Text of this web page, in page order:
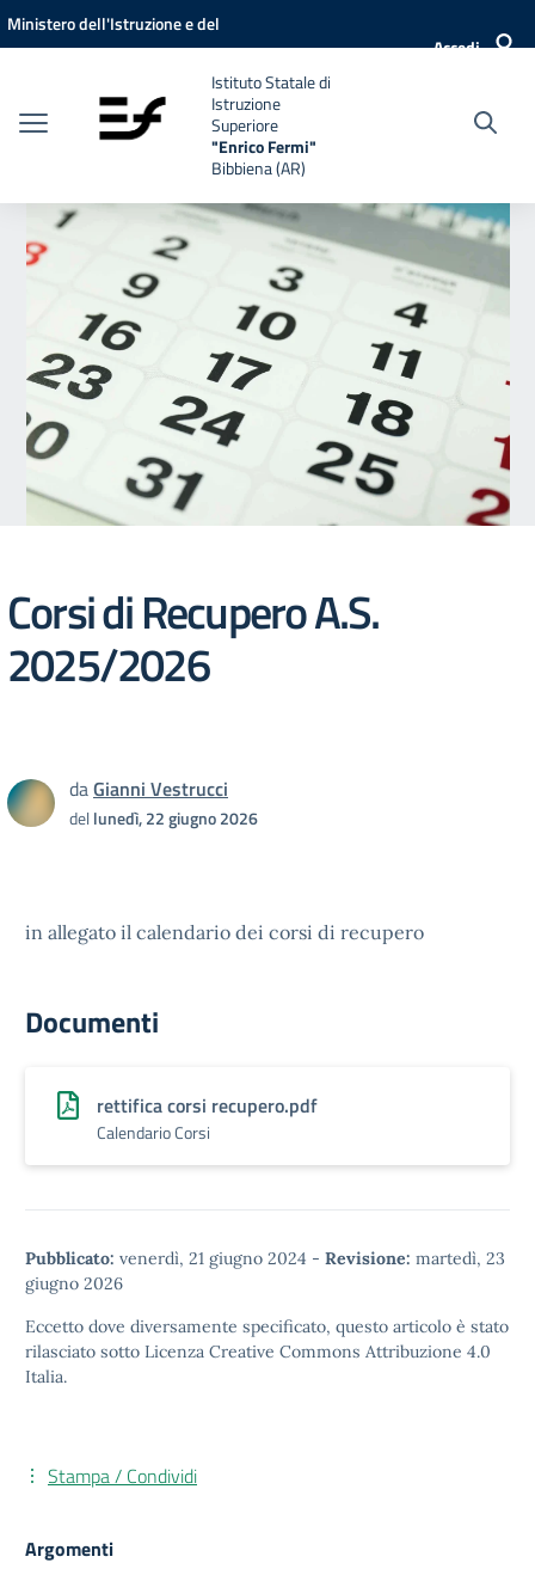
Vai ai contenuti
Vai al menu di navigazione
Vai al footer
Ministero dell'Istruzione e del
Accedi
Istituto Statale di
Istruzione
Superiore
"Enrico Fermi"
Bibbiena (AR)
Corsi di Recupero A.S.
2025/2026
daGianni Vestrucci
dellunedì, 22 giugno 2026
in allegato il calendario dei corsi di recupero
Documenti
rettifica corsi recupero.pdf
Calendario Corsi
Pubblicato: venerdì, 21 giugno 2024 - Revisione: martedì, 23
giugno 2026
Eccetto dove diversamente specificato, questo articolo è stato
rilasciato sotto Licenza Creative Commons Attribuzione 4.0
Italia.
Stampa / Condividi
Argomenti